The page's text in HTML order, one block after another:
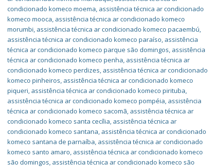
condicionado komeco moema, assistência técnica ar condicionado
komeco mooca, assistência técnica ar condicionado komeco
morumbi, assistência técnica ar condicionado komeco pacaembú,
assistência técnica ar condicionado komeco paraíso, assistência
técnica ar condicionado komeco parque são domingos, assistência
técnica ar condicionado komeco penha, assistência técnica ar
condicionado komeco perdizes, assistência técnica ar condicionado
komeco pinheiros, assistência técnica ar condicionado komeco
piqueri, assistência técnica ar condicionado komeco pirituba,
assistência técnica ar condicionado komeco pompéia, assistência
técnica ar condicionado komeco sacomã, assistência técnica ar
condicionado komeco santa cecília, assistência técnica ar
condicionado komeco santana, assistência técnica ar condicionado
komeco santana de parnaíba, assistência técnica ar condicionado
komeco santo amaro, assistência técnica ar condicionado komeco
são domingos, assistência técnica ar condicionado komeco são